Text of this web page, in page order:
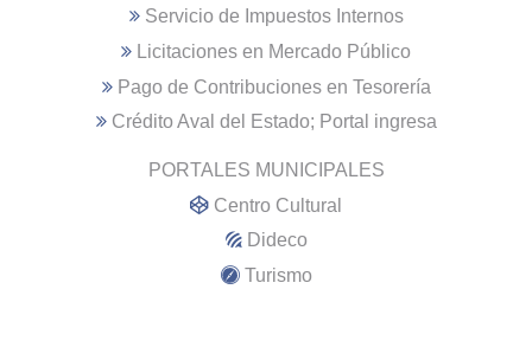
Servicio de Impuestos Internos
Licitaciones en Mercado Público
Pago de Contribuciones en Tesorería
Crédito Aval del Estado; Portal ingresa
PORTALES MUNICIPALES
Centro Cultural
Dideco
Turismo